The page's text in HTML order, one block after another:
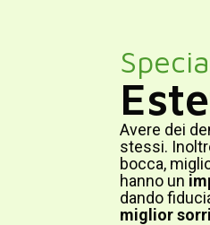
Avere dei
stessi.
bocca,
hanno un
dando
miglior